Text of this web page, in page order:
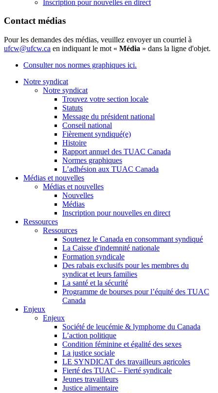
Inscription pour nouvelles en direct
Contact médias
Pour les demandes des médias, veuillez envoyer un courriel à
ufcw@ufcw.ca en indiquant le mot « Média » dans la ligne d'objet.
Consulter nos normes graphiques ici.
Notre syndicat
Notre syndicat
Trouvez votre section locale
Statuts
Message du président national
Conseil national
Fièrement syndiqué(e)
Histoire
Rapport annuel des TUAC Canada
Normes graphiques
L’adhésion aux TUAC Canada
Médias et nouvelles
Médias et nouvelles
Nouvelles
Médias
Inscription pour nouvelles en direct
Ressources
Ressources
Soutenez le Canada en consommant syndiqué
La Caisse d'indemnité nationale
Formation syndicale
Des rabais exclusifs pour les membres du
syndicat et leurs families
La santé et la sécurité
Programme de bourses pour l’équité des TUAC
Canada
Enjeux
Enjeux
Société de leucémie & lymphome du Canada
L’action politique
Condition féminine et égalité des sexes
La justice sociale
LE SYNDICAT des travailleurs agricoles
Fierté des TUAC – Fierté syndicale
Jeunes travailleurs
Justice alimentaire